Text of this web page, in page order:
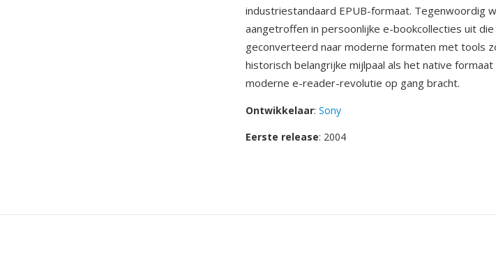
industriestandaard EPUB-formaat. Tegenwoordig
aangetroffen in persoonlijke e-bookcollecties uit
geconverteerd naar moderne formaten met tools
historisch belangrijke mijlpaal als het native
moderne e-reader-revolutie op gang bracht.
Ontwikkelaar: Sony
Eerste release: 2004